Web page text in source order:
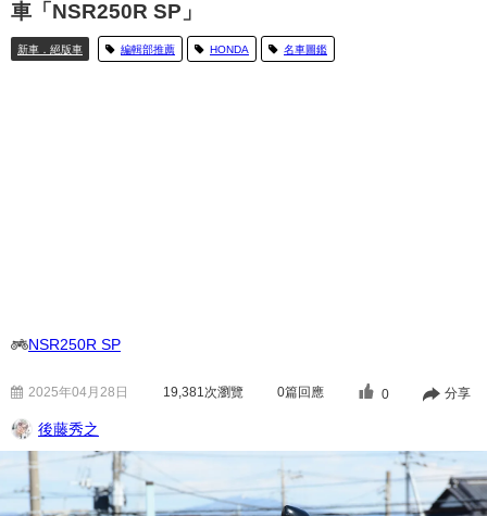
車「NSR250R SP」
新車．絕版車 編輯部推薦 HONDA 名車圖鑑
NSR250R SP
2025年04月28日 19,381 次瀏覽 0篇回應 0 分享
後藤秀之